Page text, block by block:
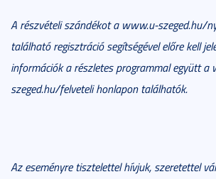
A részvételi szándékot a www.u-szeged.hu/
található regisztráció segítségével előre kell
információk a részletes programmal együtt a
szeged.hu/felveteli honlapon találhatók.
Az eseményre tisztelettel hívjuk, szeretettel